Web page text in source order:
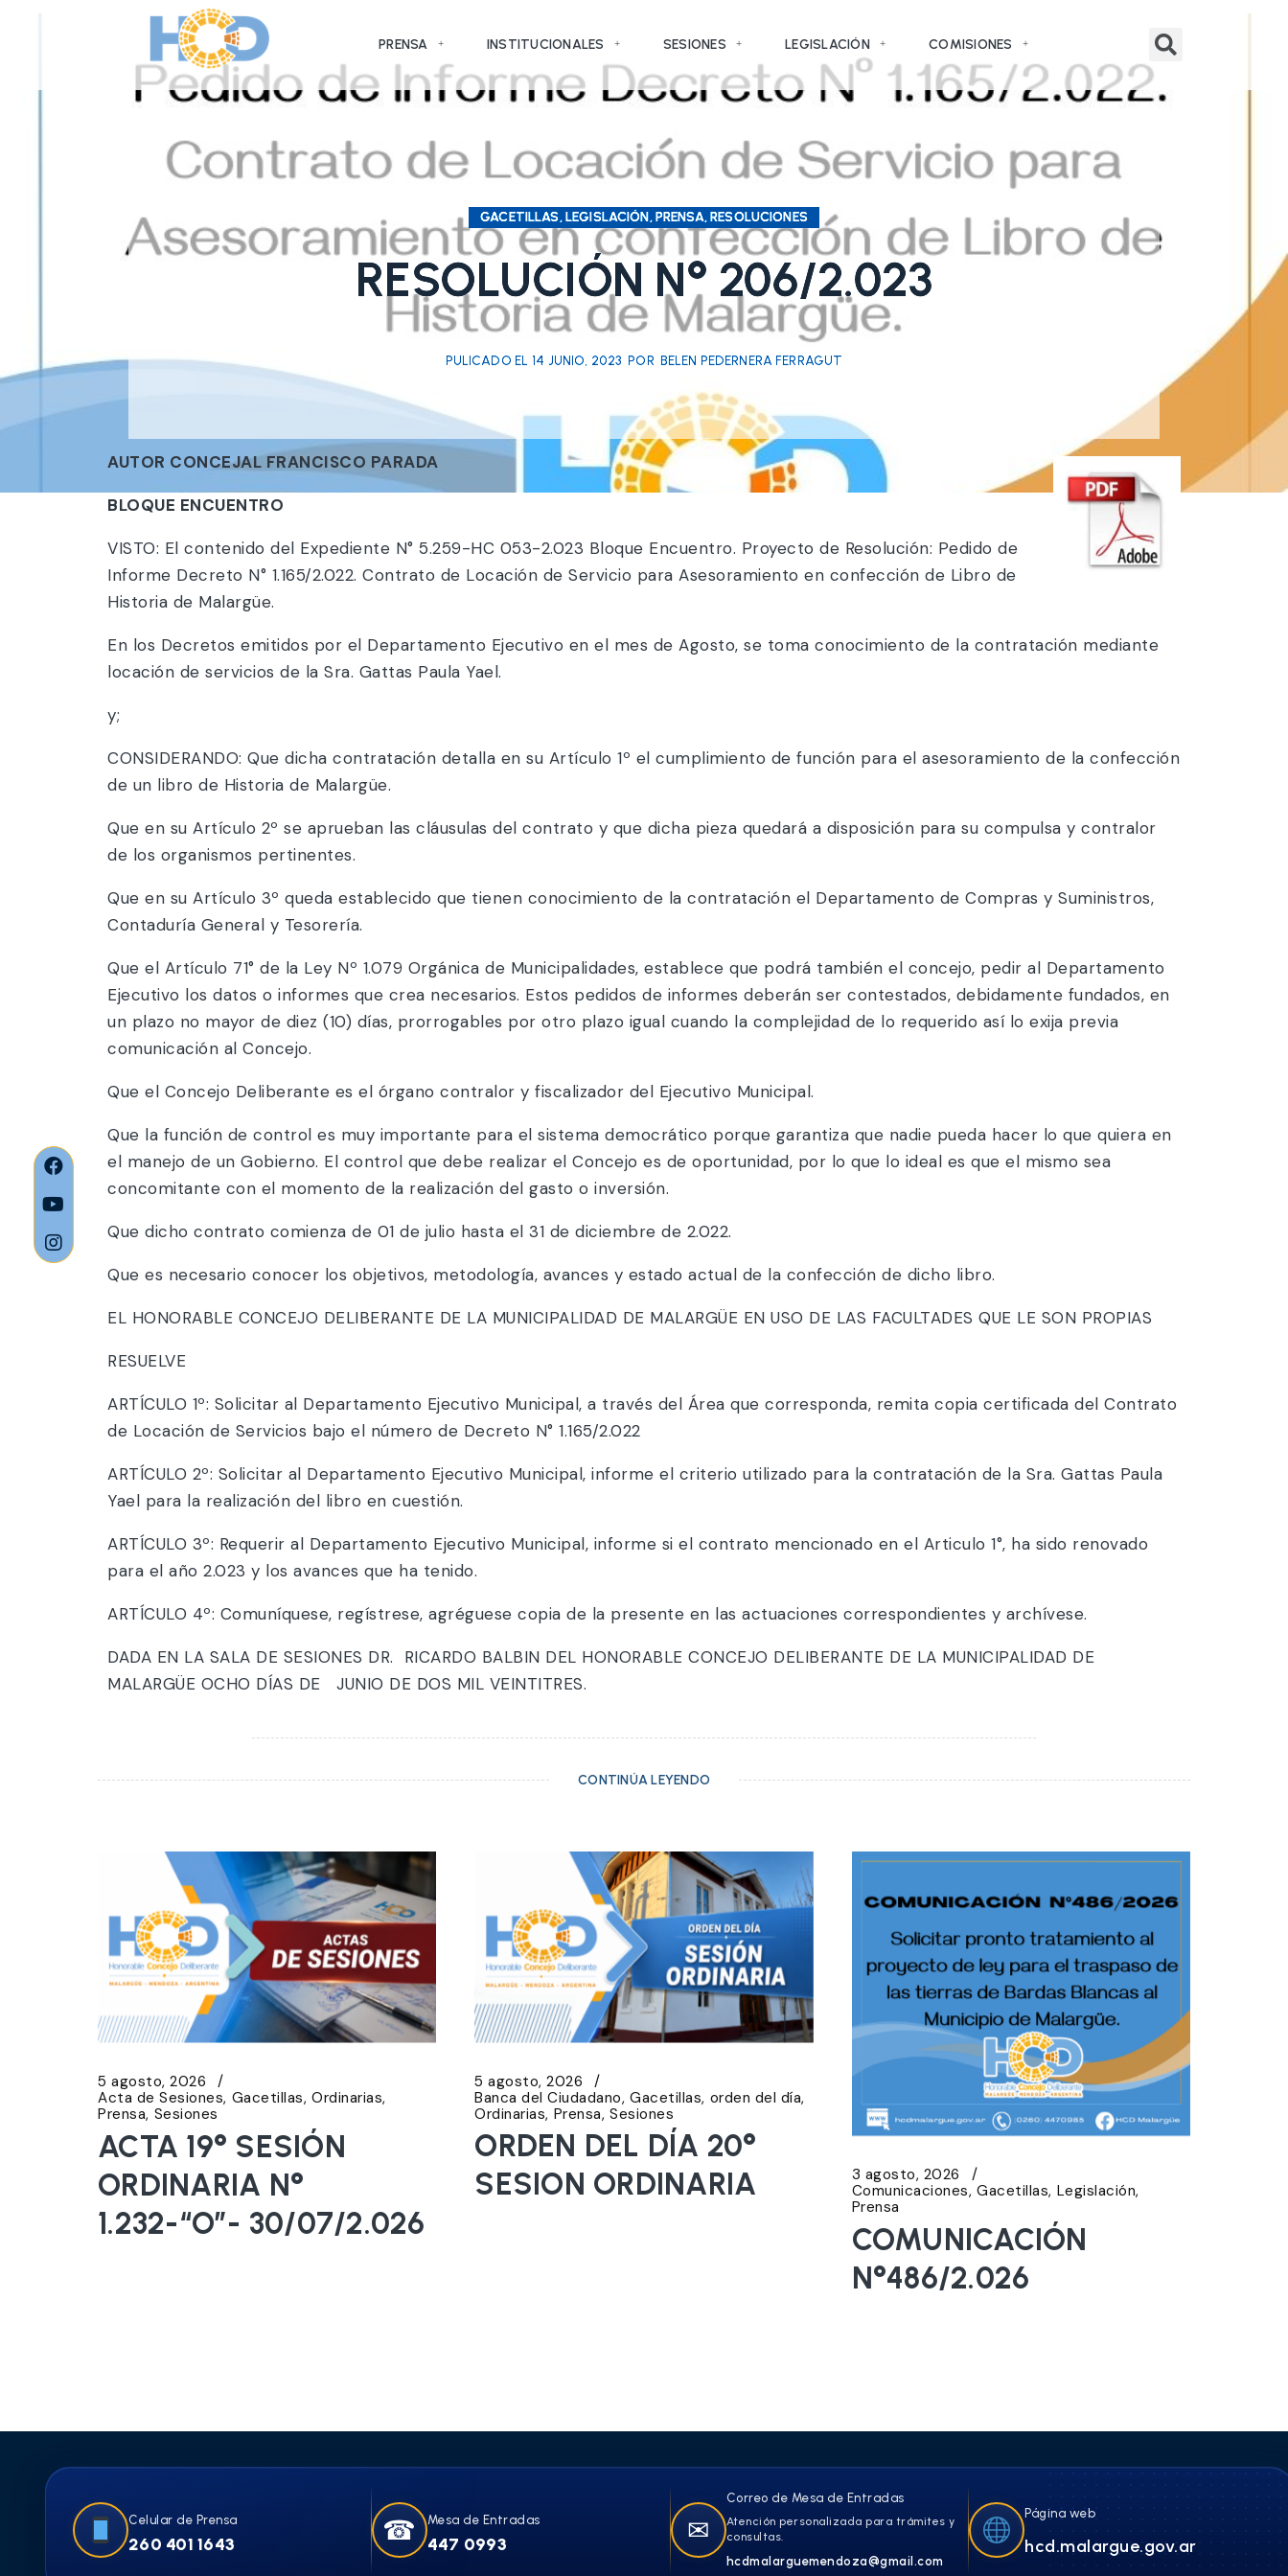
PRENSA INSTITUCIONALES SESIONES LEGISLACIÓN COMISIONES
GACETILLAS, LEGISLACIÓN, PRENSA, RESOLUCIONES
RESOLUCIÓN N° 206/2.023
PULICADO EL 14 JUNIO, 2023 POR BELEN PEDERNERA FERRAGUT
AUTOR CONCEJAL FRANCISCO PARADA
BLOQUE ENCUENTRO
VISTO: El contenido del Expediente N° 5.259-HC 053-2.023 Bloque Encuentro. Proyecto de Resolución: Pedido de
Informe Decreto N° 1.165/2.022. Contrato de Locación de Servicio para Asesoramiento en confección de Libro de
Historia de Malargüe.
En los Decretos emitidos por el Departamento Ejecutivo en el mes de Agosto, se toma conocimiento de la contratación mediante
locación de servicios de la Sra. Gattas Paula Yael.
y;
CONSIDERANDO: Que dicha contratación detalla en su Artículo 1º el cumplimiento de función para el asesoramiento de la confección
de un libro de Historia de Malargüe.
Que en su Artículo 2º se aprueban las cláusulas del contrato y que dicha pieza quedará a disposición para su compulsa y contralor
de los organismos pertinentes.
Que en su Artículo 3º queda establecido que tienen conocimiento de la contratación el Departamento de Compras y Suministros,
Contaduría General y Tesorería.
Que el Artículo 71° de la Ley Nº 1.079 Orgánica de Municipalidades, establece que podrá también el concejo, pedir al Departamento
Ejecutivo los datos o informes que crea necesarios. Estos pedidos de informes deberán ser contestados, debidamente fundados, en
un plazo no mayor de diez (10) días, prorrogables por otro plazo igual cuando la complejidad de lo requerido así lo exija previa
comunicación al Concejo.
Que el Concejo Deliberante es el órgano contralor y fiscalizador del Ejecutivo Municipal.
Que la función de control es muy importante para el sistema democrático porque garantiza que nadie pueda hacer lo que quiera en
el manejo de un Gobierno. El control que debe realizar el Concejo es de oportunidad, por lo que lo ideal es que el mismo sea
concomitante con el momento de la realización del gasto o inversión.
Que dicho contrato comienza de 01 de julio hasta el 31 de diciembre de 2.022.
Que es necesario conocer los objetivos, metodología, avances y estado actual de la confección de dicho libro.
EL HONORABLE CONCEJO DELIBERANTE DE LA MUNICIPALIDAD DE MALARGÜE EN USO DE LAS FACULTADES QUE LE SON PROPIAS
RESUELVE
ARTÍCULO 1º: Solicitar al Departamento Ejecutivo Municipal, a través del Área que corresponda, remita copia certificada del Contrato
de Locación de Servicios bajo el número de Decreto N° 1.165/2.022
ARTÍCULO 2º: Solicitar al Departamento Ejecutivo Municipal, informe el criterio utilizado para la contratación de la Sra. Gattas Paula
Yael para la realización del libro en cuestión.
ARTÍCULO 3º: Requerir al Departamento Ejecutivo Municipal, informe si el contrato mencionado en el Articulo 1°, ha sido renovado
para el año 2.023 y los avances que ha tenido.
ARTÍCULO 4º: Comuníquese, regístrese, agréguese copia de la presente en las actuaciones correspondientes y archívese.
DADA EN LA SALA DE SESIONES DR. RICARDO BALBIN DEL HONORABLE CONCEJO DELIBERANTE DE LA MUNICIPALIDAD DE
MALARGÜE OCHO DÍAS DE JUNIO DE DOS MIL VEINTITRES.
CONTINÚA LEYENDO
5 agosto, 2026
Acta de Sesiones Gacetillas Ordinarias
Prensa Sesiones
ACTA 19° SESIÓN
ORDINARIA N°
1.232-“O”- 30/07/2.026
5 agosto, 2026
Banca del Ciudadano Gacetillas orden del día
Ordinarias Prensa Sesiones
ORDEN DEL DÍA 20°
SESION ORDINARIA
3 agosto, 2026
Comunicaciones Gacetillas Legislación
Prensa
COMUNICACIÓN
N°486/2.026
Celular de Prensa
260 401 1643 ☎ Mesa de Entradas
447 0993 ✉
Correo de Mesa de Entradas
Atención personalizada para trámites y
consultas.
hcdmalarguemendoza@gmail.com
Página web
hcd.malargue.gov.ar